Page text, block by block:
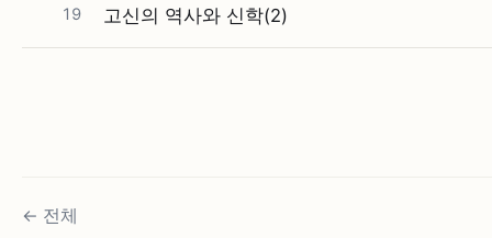
19 고신의 역사와 신학(2)
← 전체